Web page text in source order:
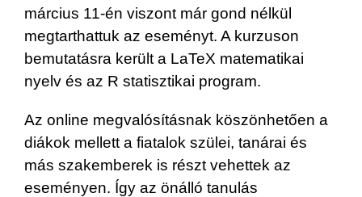
március 11-én viszont már gond nélkül
megtarthattuk az eseményt. A kurzuson
bemutatásra került a LaTeX matematikai
nyelv és az R statisztikai program.
Az online megvalósításnak köszönhetően a
diákok mellett a fiatalok szülei, tanárai és
más szakemberek is részt vehettek az
eseményen. Így az önálló tanulás